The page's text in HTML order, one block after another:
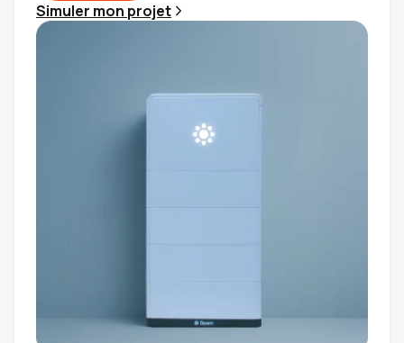
Simuler mon projet